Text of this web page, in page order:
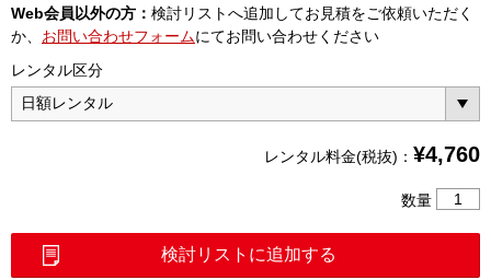
Web会員以外の方： 検討リストへ追加してお見積をご依頼いただく
か、 お問い合わせフォームにてお問い合わせください
レンタル区分
レンタル料金(税抜)： ¥4,760
数量
検討リストに追加する